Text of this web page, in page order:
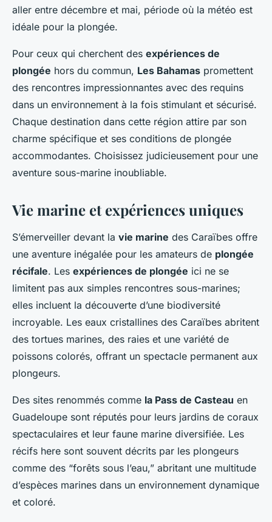
aller entre décembre et mai, période où la météo est
idéale pour la plongée.
Pour ceux qui cherchent des expériences de
plongée hors du commun, Les Bahamas promettent
des rencontres impressionnantes avec des requins
dans un environnement à la fois stimulant et sécurisé.
Chaque destination dans cette région attire par son
charme spécifique et ses conditions de plongée
accommodantes. Choisissez judicieusement pour une
aventure sous-marine inoubliable.
Vie marine et expériences uniques
S’émerveiller devant la vie marine des Caraïbes offre
une aventure inégalée pour les amateurs de plongée
récifale. Les expériences de plongée ici ne se
limitent pas aux simples rencontres sous-marines;
elles incluent la découverte d’une biodiversité
incroyable. Les eaux cristallines des Caraïbes abritent
des tortues marines, des raies et une variété de
poissons colorés, offrant un spectacle permanent aux
plongeurs.
Des sites renommés comme la Pass de Casteau en
Guadeloupe sont réputés pour leurs jardins de coraux
spectaculaires et leur faune marine diversifiée. Les
récifs here sont souvent décrits par les plongeurs
comme des “forêts sous l’eau,” abritant une multitude
d’espèces marines dans un environnement dynamique
et coloré.